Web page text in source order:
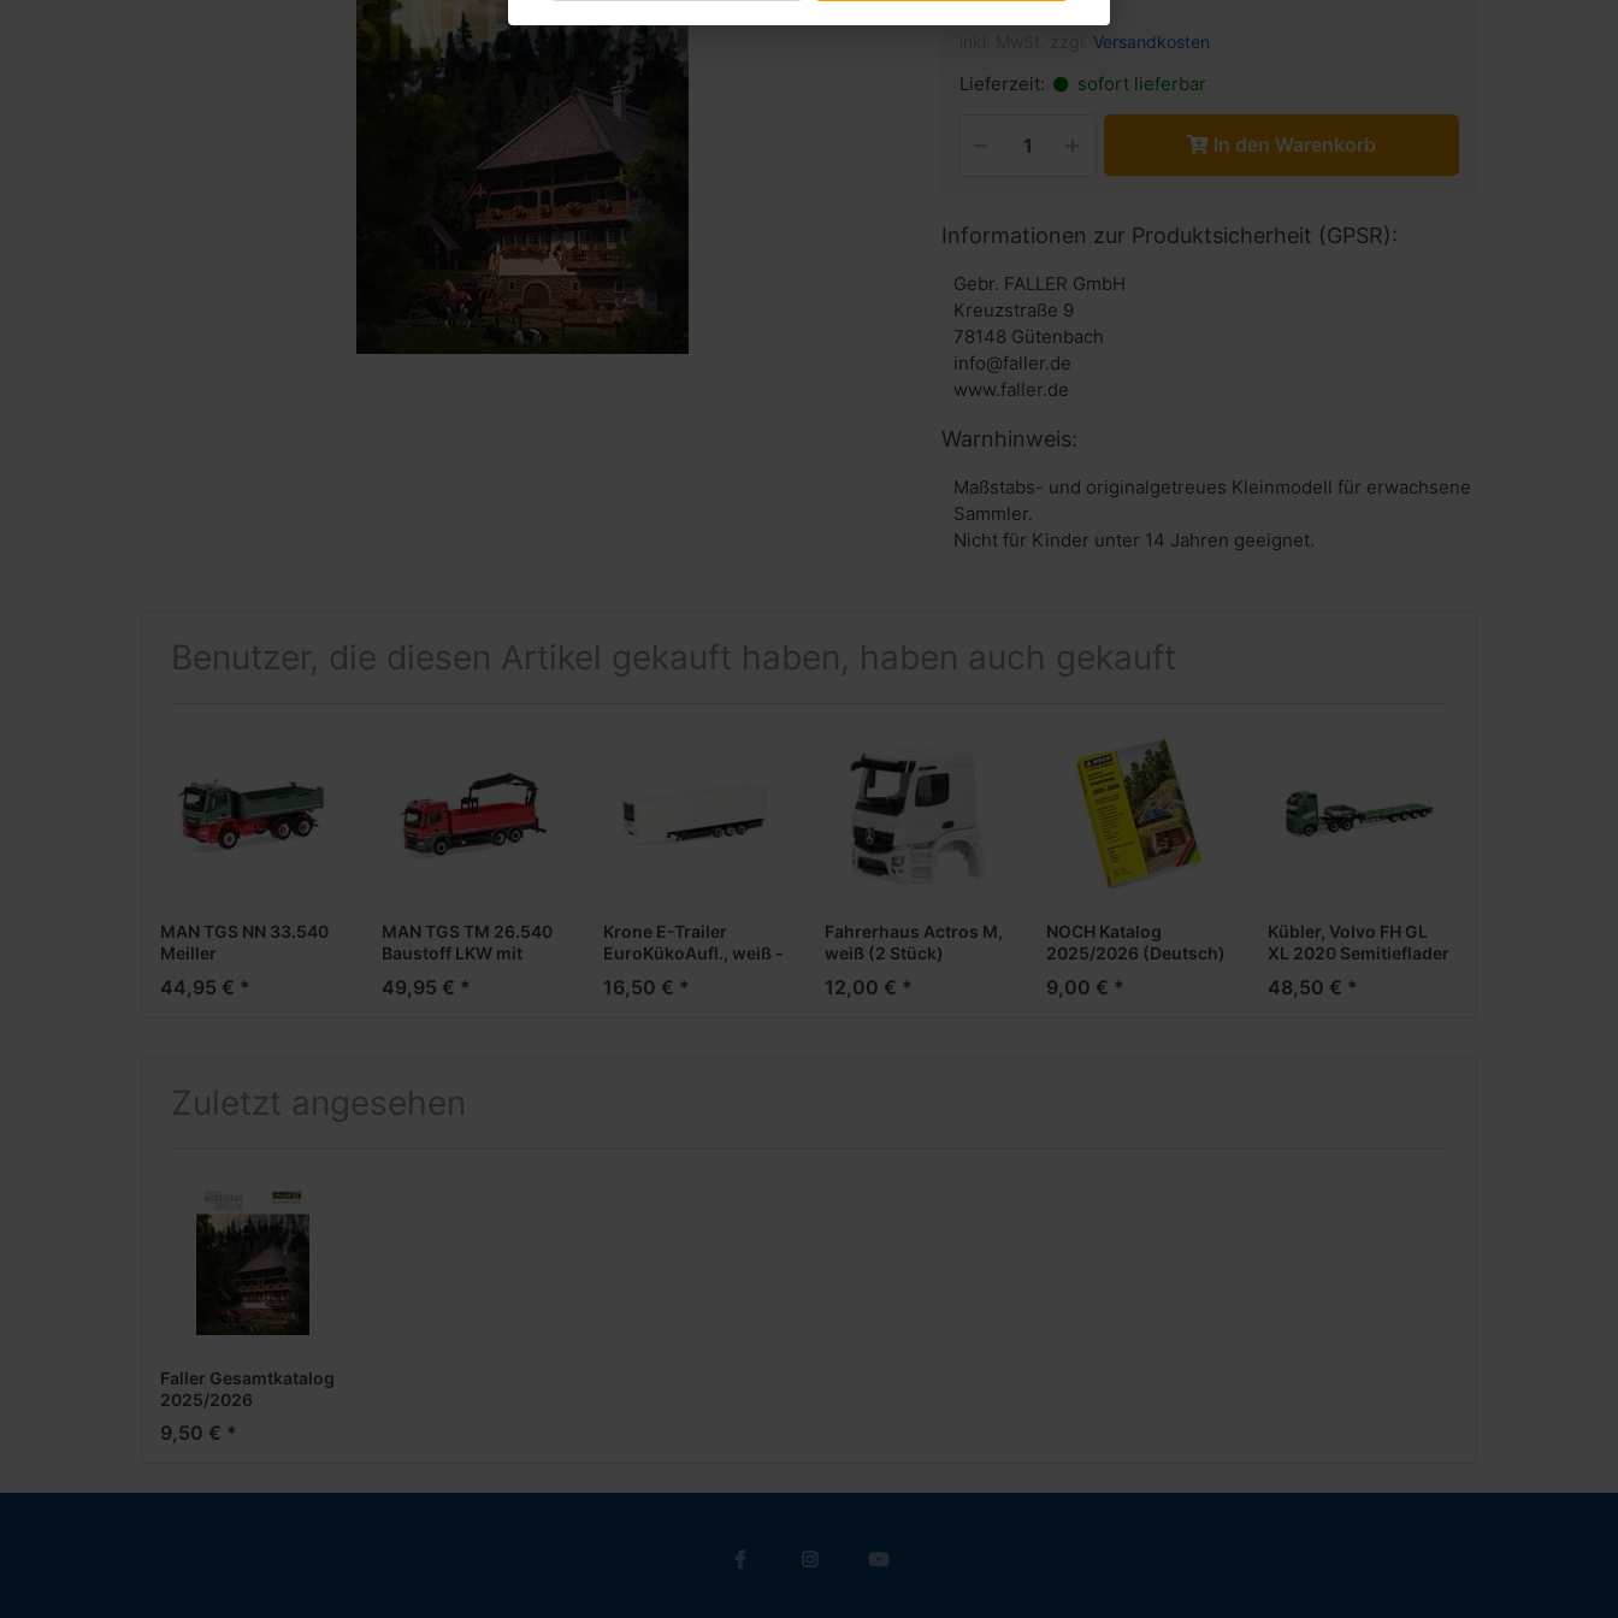
Versandkosten
Lieferzeit: sofort lieferbar
In den Warenkorb
Informationen zur Produktsicherheit (GPSR):
Gebr. FALLER GmbH
Kreuzstraße 9
78148 Gütenbach
info@faller.de
www.faller.de
Warnhinweis:
Maßstabs- und originalgetreues Kleinmodell für erwachsene
Sammler.
Nicht für Kinder unter 14 Jahren geeignet.
Benutzer, die diesen Artikel gekauft haben, haben auch gekauft
MAN TGS NN 33.540
Meiller
MAN Promotion-
44,95 € *
MAN TGS TM 26.540
Baustoff LKW mit
Promotion-Modell --
49,95 € *
Krone E-Trailer
EuroKükoAufl., weiß -
16,50 € *
Fahrerhaus Actros M,
weiß (2 Stück)
12,00 € *
NOCH Katalog
2025/2026 (Deutsch)
9,00 € *
Kübler, Volvo FH GL
XL 2020 Semitieflader
48,50 € *
Zuletzt angesehen
Faller Gesamtkatalog
2025/2026
9,50 € *